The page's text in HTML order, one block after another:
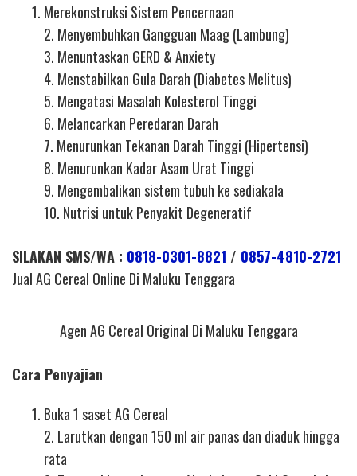
Merekonstruksi Sistem Pencernaan
2. Menyembuhkan Gangguan Maag (Lambung)
3. Menuntaskan GERD & Anxiety
4. Menstabilkan Gula Darah (Diabetes Melitus)
5. Mengatasi Masalah Kolesterol Tinggi
6. Melancarkan Peredaran Darah
7. Menurunkan Tekanan Darah Tinggi (Hipertensi)
8. Menurunkan Kadar Asam Urat Tinggi
9. Mengembalikan sistem tubuh ke sediakala
10. Nutrisi untuk Penyakit Degeneratif
SILAKAN SMS/WA : 0818-0301-8821 / 0857-4810-2721
Jual AG Cereal Online Di Maluku Tenggara
Agen AG Cereal Original Di Maluku Tenggara
Cara Penyajian
Buka 1 saset AG Cereal
2. Larutkan dengan 150 ml air panas dan diaduk hingga
rata